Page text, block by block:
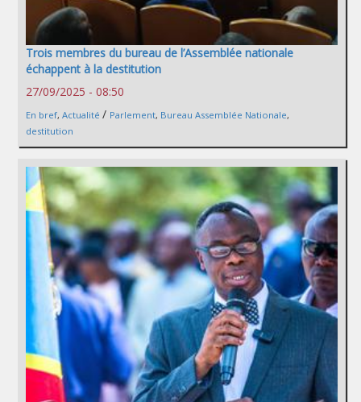
Trois membres du bureau de l’Assemblée nationale
échappent à la destitution
27/09/2025 - 08:50
En bref, Actualité / Parlement, Bureau Assemblée Nationale,
destitution